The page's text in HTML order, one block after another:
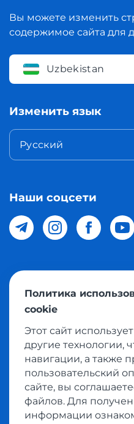
Вы можете изменить
содержимое сайта для
Uzbekistan
Изменить язык
Русский
Наши соцсети
© 2026 Meest Shopping
магазинов мира в
Политика
Условия использования
Политика
cookie
Этот сайт
другие технологии,
навигации, а также
пользовательский
сайте, вы
файлов. Для
информации